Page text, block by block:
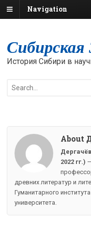
Navigation
Сибирская
История Сибири в
About
2022 гг.)
древних литератур и
Гуманитарного
университета.